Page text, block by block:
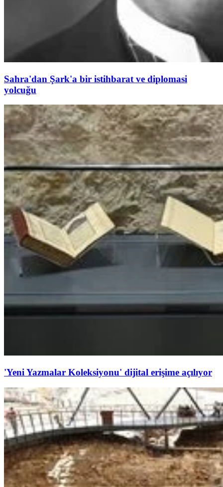
Sahra'dan Şark'a bir istihbarat ve diplomasi
yolcuğu
'Yeni Yazmalar Koleksiyonu' dijital erişime açılıyor